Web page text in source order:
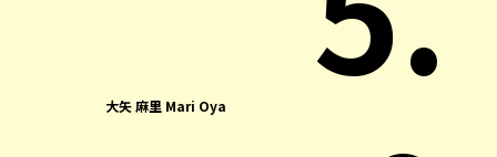
大矢 麻里 Mari Oya